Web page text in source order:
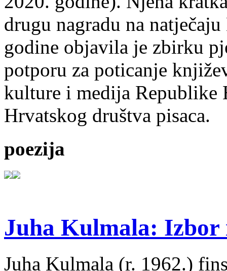
drugu nagradu na
godine objavila je zbirku
potporu za poticanje
kulture i medija Republike
Hrvatskog društva pisaca.
poezija
Juha Kulmala: Izbor
Juha Kulmala (r. 1962.)